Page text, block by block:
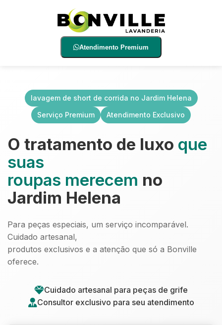
Atendimento Premium
lavagem de short de corrida no Jardim Helena
Serviço Premium
Atendimento Exclusivo
O tratamento de luxo que
suas
roupas merecem no
Jardim Helena
Para peças especiais, um serviço incomparável.
Cuidado artesanal,
produtos exclusivos e a atenção que só a Bonville
oferece.
Cuidado artesanal para peças de grife
Consultor exclusivo para seu atendimento